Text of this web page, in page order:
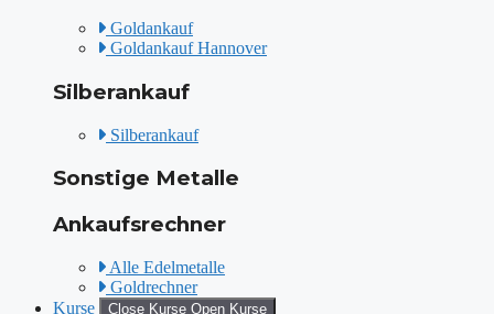
Goldankauf
Goldankauf Hannover
Silberankauf
Silberankauf
Sonstige Metalle
Ankaufsrechner
Alle Edelmetalle
Goldrechner
Kurse
Close Kurse Open Kurse